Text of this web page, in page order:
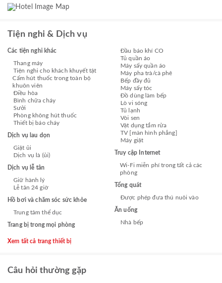
Tiện nghi & Dịch vụ
Các tiện nghi khác
Thang máy
Tiện nghi cho khách khuyết tật
Cấm hút thuốc trong toàn bộ
khuôn viên
Điều hòa
Bình chữa cháy
Sưởi
Phòng không hút thuốc
Thiết bị báo cháy
Dịch vụ lau dọn
Giặt ủi
Dịch vụ là (ủi)
Dịch vụ lễ tân
Giữ hành lý
Lễ tân 24 giờ
Hồ bơi và chăm sóc sức khỏe
Trung tâm thể dục
Trang bị trong mọi phòng
Đầu báo khí CO
Tủ quần áo
Máy sấy quần áo
Máy pha trà/cà phê
Bếp đầy đủ
Máy sấy tóc
Đồ dùng làm bếp
Lò vi sóng
Tủ lạnh
Vòi sen
Vật dụng tắm rửa
TV [màn hình phẳng]
Máy giặt
Truy cập Internet
Wi-Fi miễn phí trong tất cả các
phòng
Tổng quát
Được phép đưa thú nuôi vào
Ăn uống
Nhà bếp
Xem tất cả trang thiết bị
Câu hỏi thường gặp